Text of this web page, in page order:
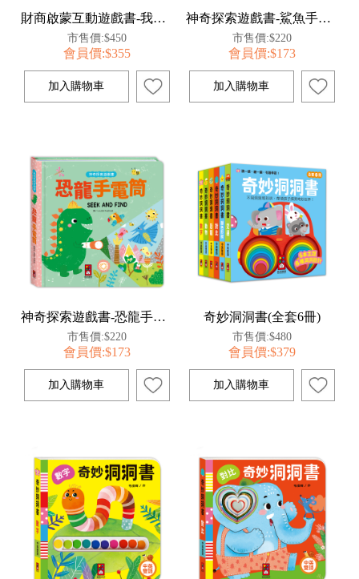
財商啟蒙互動遊戲書-我是理財小高手
市售價:$450
會員價:$355
神奇探索遊戲書-鯊魚手電筒
市售價:$220
會員價:$173
神奇探索遊戲書-恐龍手電筒
市售價:$220
會員價:$173
奇妙洞洞書(全套6冊)
市售價:$480
會員價:$379